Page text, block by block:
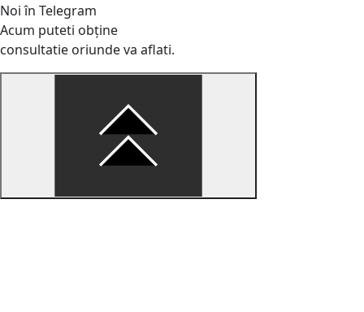
Noi în Telegram
Acum puteti obține
consultatie oriunde va aflati.